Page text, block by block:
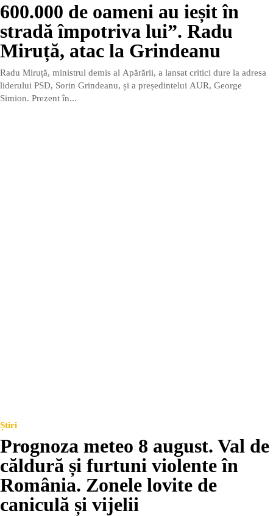
600.000 de oameni au ieșit în
stradă împotriva lui”. Radu
Miruță, atac la Grindeanu
Radu Miruță, ministrul demis al Apărării, a lansat critici dure la adresa
liderului PSD, Sorin Grindeanu, și a președintelui AUR, George
Simion. Prezent în...
Știri
Prognoza meteo 8 august. Val de
căldură și furtuni violente în
România. Zonele lovite de
caniculă și vijelii